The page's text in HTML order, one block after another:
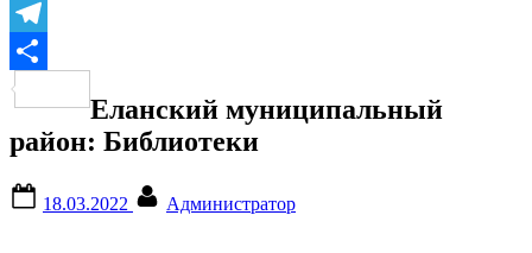
Mail.Ru
Telegram
Еланский муниципальный
район: Библиотеки
on
18.03.2022 Администратор